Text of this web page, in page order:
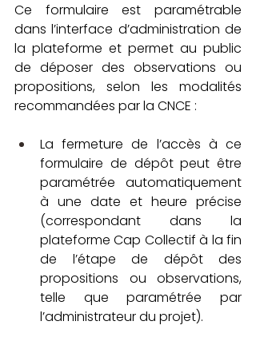
Ce formulaire est paramétrable
dans l’interface d’administration de
la plateforme et permet au public
de déposer des observations ou
propositions, selon les modalités
recommandées par la CNCE :
La fermeture de l’accès à ce
formulaire de dépôt peut être
paramétrée automatiquement
à une date et heure précise
(correspondant dans la
plateforme Cap Collectif à la fin
de l’étape de dépôt des
propositions ou observations,
telle que paramétrée par
l’administrateur du projet).